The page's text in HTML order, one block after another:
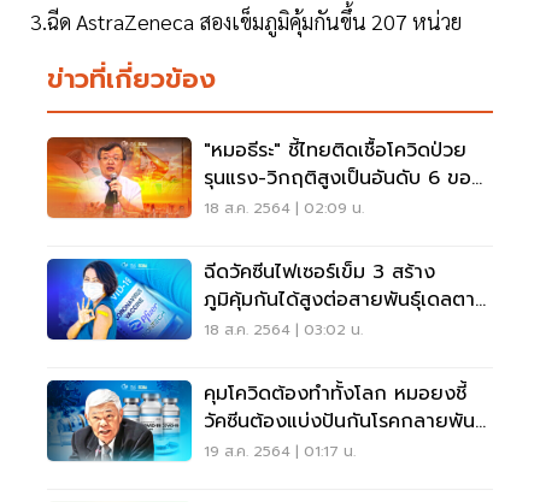
3.ฉีด AstraZeneca สองเข็มภูมิคุ้มกันขึ้น 207 หน่วย
ข่าวที่เกี่ยวข้อง
"หมอธีระ" ชี้ไทยติดเชื้อโควิดป่วย
รุนแรง-วิกฤติสูงเป็นอันดับ 6 ของ
โลก
18 ส.ค. 2564 | 02:09 น.
ฉีดวัคซีนไฟเซอร์เข็ม 3 สร้าง
ภูมิคุ้มกันได้สูงต่อสายพันธุ์เดลตา-
เบต้า
18 ส.ค. 2564 | 03:02 น.
คุมโควิดต้องทำทั้งโลก หมอยงชี้
วัคซีนต้องแบ่งปันกันโรคกลายพันธุ์
ย้อนกลับ
19 ส.ค. 2564 | 01:17 น.